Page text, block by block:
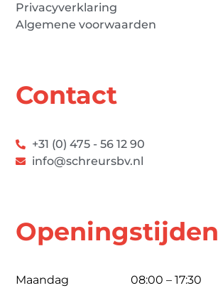
Privacyverklaring
Algemene voorwaarden
Contact
+31 (0) 475 - 56 12 90
info@schreursbv.nl
Openingstijden
Maandag
08:00 – 17:30